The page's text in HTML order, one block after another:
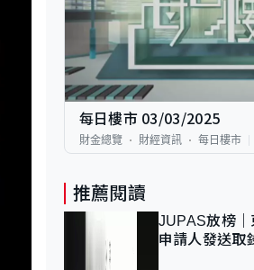
每日樓市 03/03/2025
財金總覽 財經資訊 每日樓市
推薦閱讀
JUPAS放榜｜
申請人發送